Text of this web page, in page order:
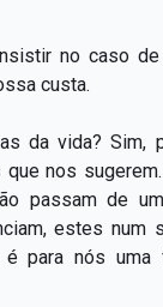
no caso
custa.
da vida?
nos
passam de
estes num
para nós uma